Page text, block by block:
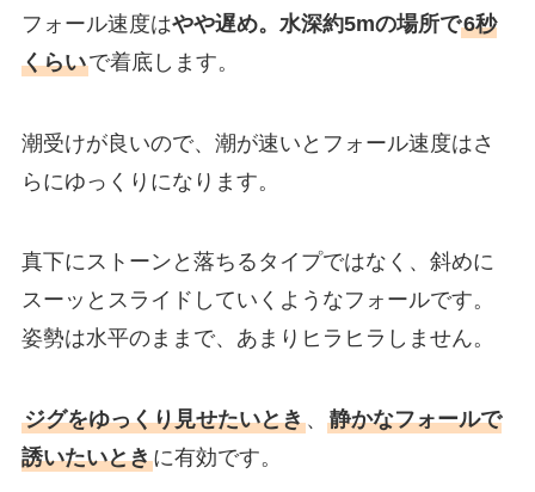
フォール速度はやや遅め。水深約5mの場所で6秒
くらいで着底します。
潮受けが良いので、潮が速いとフォール速度はさ
らにゆっくりになります。
真下にストーンと落ちるタイプではなく、斜めに
スーッとスライドしていくようなフォールです。
姿勢は水平のままで、あまりヒラヒラしません。
ジグをゆっくり見せたいとき、 静かなフォールで
誘いたいときに有効です。